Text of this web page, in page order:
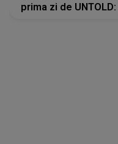
prima zi de